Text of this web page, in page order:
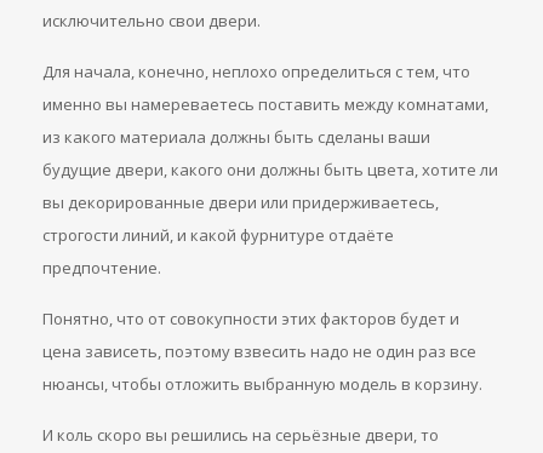
исключительно свои двери.
Для начала, конечно, неплохо определиться с тем, что
именно вы намереваетесь поставить между комнатами,
из какого материала должны быть сделаны ваши
будущие двери, какого они должны быть цвета, хотите ли
вы декорированные двери или придерживаетесь,
строгости линий, и какой фурнитуре отдаёте
предпочтение.
Понятно, что от совокупности этих факторов будет и
цена зависеть, поэтому взвесить надо не один раз все
нюансы, чтобы отложить выбранную модель в корзину.
И коль скоро вы решились на серьёзные двери, то